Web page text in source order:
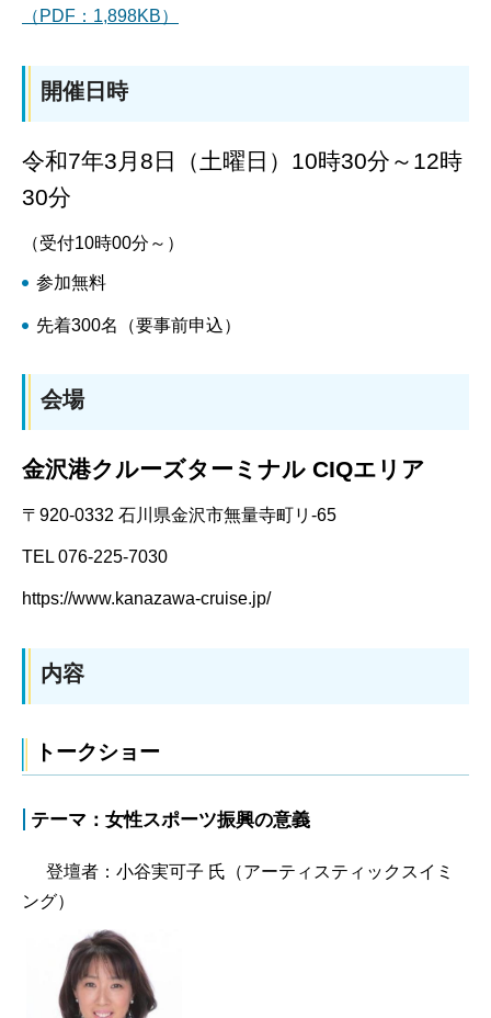
（PDF：1,898KB）
開催日時
令和7年3月8日（土曜日）10時30分～12時
30分
（受付10時00分～）
参加無料
先着300名（要事前申込）
会場
金沢港クルーズターミナル CIQエリア
〒920-0332 石川県金沢市無量寺町リ-65
TEL 076-225-7030
https://www.kanazawa-cruise.jp/
内容
トークショー
テーマ：女性スポーツ振興の意義
登壇者：小谷実可子 氏（アーティスティックスイミ
ング）